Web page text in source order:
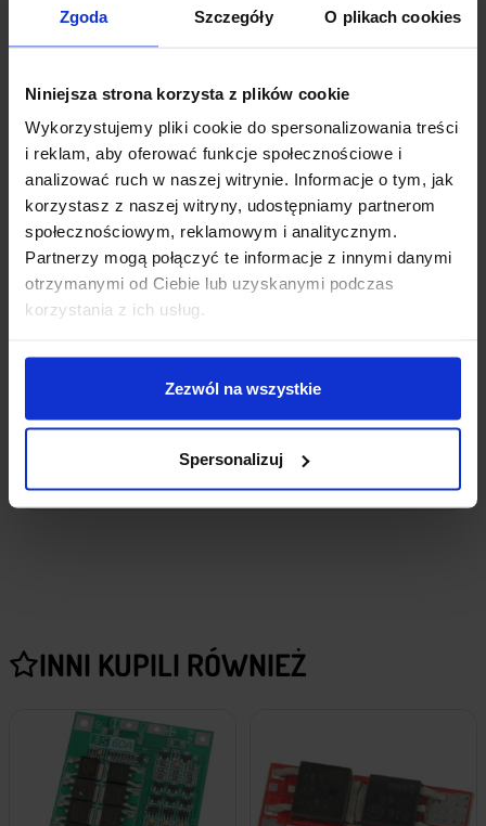
Zgoda Szczegóły O plikach cookies
Niniejsza strona korzysta z plików cookie
Wykorzystujemy pliki cookie do spersonalizowania treści
i reklam, aby oferować funkcje społecznościowe i
analizować ruch w naszej witrynie. Informacje o tym, jak
korzystasz z naszej witryny, udostępniamy partnerom
społecznościowym, reklamowym i analitycznym.
Partnerzy mogą połączyć te informacje z innymi danymi
otrzymanymi od Ciebie lub uzyskanymi podczas
korzystania z ich usług.
Zezwól na wszystkie
Spersonalizuj
Maksymalny prąd wyjściowy:3 A*
*w przypadku wysokiego obciążenia może być konieczne
Częstotliwość pracy:2,4 MHz
Raster wyprowadzeń modułu: 2,54 mm
Wymiary modułu:ok. 35,5 x 24 mm
Waga:
5,6 g
Uwaga! Przetwornica nie jest zabezpieczona przed
podłączeniem w odwrotnej polaryzacji, niepoprawne
podłączenie może spowodować uszkodzenie modułu wraz
z podłączonymi urządzeniami peryferialnymi.
OPINIE
INNI KUPILI RÓWNIEŻ